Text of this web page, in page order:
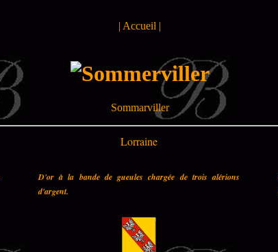
| Accueil |
Sommarviller
Lorraine
D'or à la bande de gueules chargée de trois alérions
d'argent.